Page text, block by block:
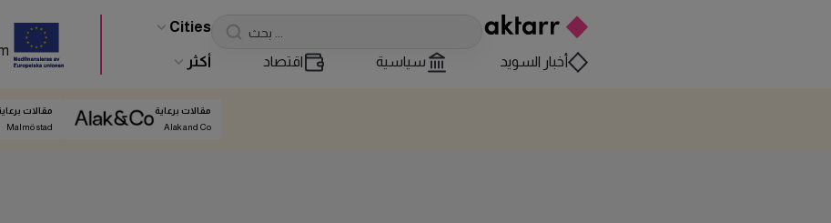
Cities
أخبار السويد سياسية اقتصاد أكثر
مقالات برعاية
Alak and Co
مقالات
Malmö stad